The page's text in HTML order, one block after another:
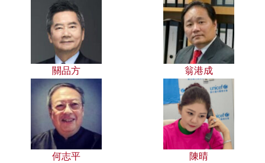
關品方 翁港成
何志平 陳晴